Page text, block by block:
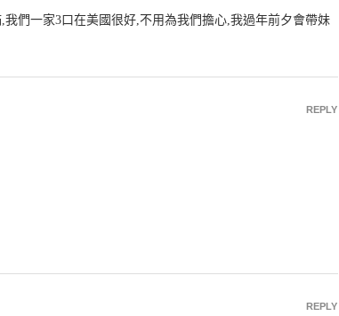
們一家3口在美國很好,不用為我們擔心,我過年前夕會帶妹
REPLY
REPLY